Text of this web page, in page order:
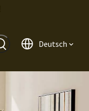
Deutsch